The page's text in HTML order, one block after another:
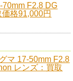
70mm F2.8 DG
格91,000円
マ 17-50mm F2.8
レンズ：買取